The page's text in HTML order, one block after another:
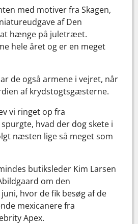
med motiver fra Skagen,
af Den
hænge på juletræet.
hele året og er en meget
de også armene i vejret, når
af krydstogtsgæsterne.
vi ringet op fra
hvad der dog skete i
næsten lige så meget som
butiksleder Kim Larsen
om den
hvor de fik besøg af de
mexicanere fra
Apex.